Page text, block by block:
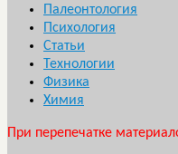
Палеонтология
Психология
Статьи
Технологии
Физика
Химия
При перепечатке